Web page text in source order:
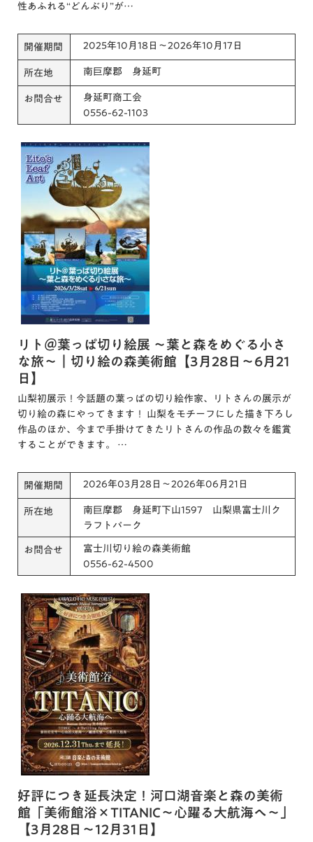
性あふれる“どんぶり”が…
開催期間 2025年10月18日～2026年10月17日
所在地 南巨摩郡 身延町
お問合せ
身延町商工会
0556-62-1103
リト＠葉っぱ切り絵展 ～葉と森をめぐる小さ
な旅～｜切り絵の森美術館【3月28日～6月21
日】
山梨初展示！今話題の葉っぱの切り絵作家、リトさんの展示が
切り絵の森にやってきます！ 山梨をモチーフにした描き下ろし
作品のほか、今まで手掛けてきたリトさんの作品の数々を鑑賞
することができます。 …
開催期間 2026年03月28日～2026年06月21日
所在地
南巨摩郡 身延町下山1597 山梨県富士川ク
ラフトパーク
お問合せ
富士川切り絵の森美術館
0556-62-4500
好評につき延長決定！河口湖音楽と森の美術
館「美術館浴×TITANIC～心躍る大航海へ～」
【3月28日～12月31日】